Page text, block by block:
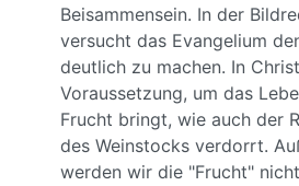
Beisammensein. In der
versucht das Evangelium
deutlich zu machen. In
Voraussetzung, um das
Frucht bringt, wie auch der
des Weinstocks verdorrt.
werden wir die "Frucht"